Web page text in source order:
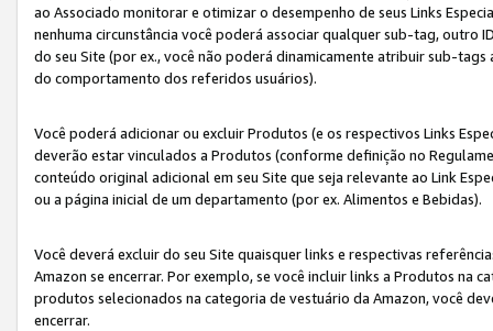
ao Associado monitorar e otimizar o desempenho de seus Links
nenhuma circunstância você poderá associar qualquer sub-tag,
do seu Site (por ex., você não poderá dinamicamente atribuir sub-
do comportamento dos referidos usuários).
Você poderá adicionar ou excluir Produtos (e os respectivos Links
deverão estar vinculados a Produtos (conforme definição no
conteúdo original adicional em seu Site que seja relevante ao Link
ou a página inicial de um departamento (por ex. Alimentos e Bebidas).
Você deverá excluir do seu Site quaisquer links e respectivas
Amazon se encerrar. Por exemplo, se você incluir links a Produtos na
produtos selecionados na categoria de vestuário da Amazon, você
encerrar.